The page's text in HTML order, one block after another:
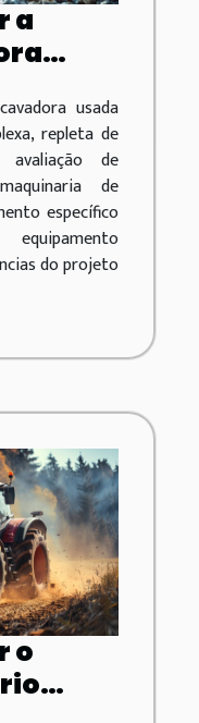
a
usada
repleta de
de
de
específico
do projeto
o